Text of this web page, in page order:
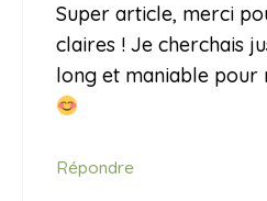
Super article, merci
claires ! Je cherchais
long et maniable pour
Répondre